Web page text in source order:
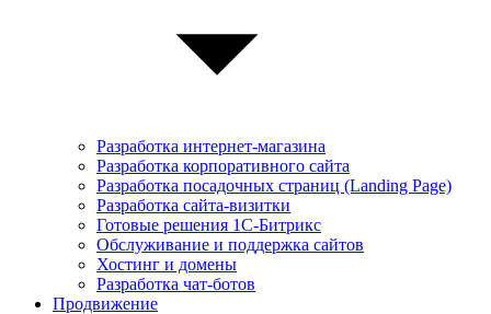
Разработка интернет-магазина
Разработка корпоративного сайта
Разработка посадочных страниц (Landing Page)
Разработка сайта-визитки
Готовые решения 1С-Битрикс
Обслуживание и поддержка сайтов
Хостинг и домены
Разработка чат-ботов
Продвижение